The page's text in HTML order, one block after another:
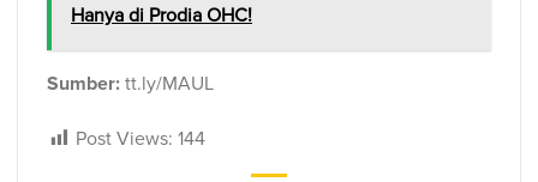
Hanya di Prodia OHC!
Sumber: tt.ly/MAUL
Post Views: 144